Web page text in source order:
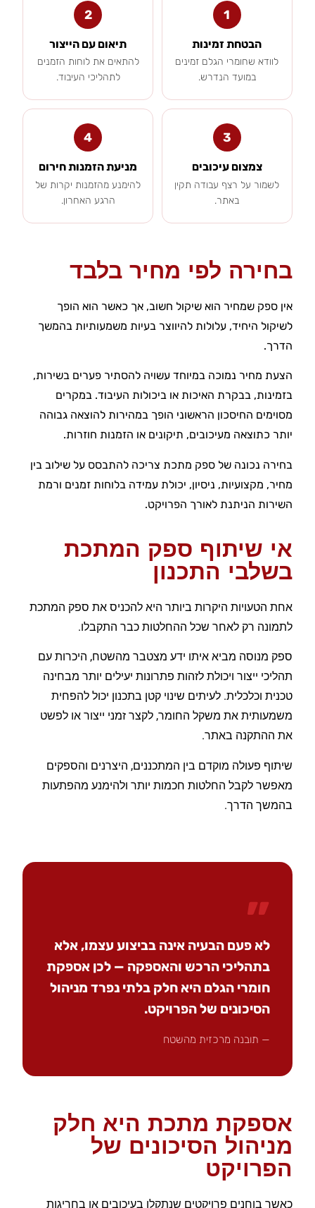
1
הבטחת זמינות
לוודא שחומרי הגלם זמינים
במועד הנדרש.
2
תיאום עם הייצור
להתאים את לוחות הזמנים
לתהליכי העיבוד.
3
צמצום עיכובים
לשמור על רצף עבודה תקין
באתר.
4
מניעת הזמנות חירום
להימנע מהזמנות יקרות של
הרגע האחרון.
בחירה לפי מחיר בלבד
אין ספק שמחיר הוא שיקול חשוב, אך כאשר הוא הופך
לשיקול היחיד, עלולות להיווצר בעיות משמעותיות בהמשך
הדרך.
הצעת מחיר נמוכה במיוחד עשויה להסתיר פערים בשירות,
בזמינות, בבקרת האיכות או ביכולות העיבוד. במקרים
מסוימים החיסכון הראשוני הופך במהירות להוצאה גבוהה
יותר כתוצאה מעיכובים, תיקונים או הזמנות חוזרות.
בחירה נכונה של ספק מתכת צריכה להתבסס על שילוב בין
מחיר, מקצועיות, ניסיון, יכולת עמידה בלוחות זמנים ורמת
השירות הניתנת לאורך הפרויקט.
אי שיתוף ספק המתכת
בשלבי התכנון
אחת הטעויות היקרות ביותר היא להכניס את ספק המתכת
לתמונה רק לאחר שכל ההחלטות כבר התקבלו.
ספק מנוסה מביא איתו ידע מצטבר מהשטח, היכרות עם
תהליכי ייצור ויכולת לזהות פתרונות יעילים יותר מבחינה
טכנית וכלכלית. לעיתים שינוי קטן בתכנון יכול להפחית
משמעותית את משקל החומר, לקצר זמני ייצור או לפשט
את ההתקנה באתר.
שיתוף פעולה מוקדם בין המתכננים, היצרנים והספקים
מאפשר לקבל החלטות חכמות יותר ולהימנע מהפתעות
בהמשך הדרך.
״
לא פעם הבעיה אינה בביצוע עצמו, אלא
בתהליכי הרכש והאספקה — לכן אספקת
חומרי הגלם היא חלק בלתי נפרד מניהול
הסיכונים של הפרויקט.
— תובנה מרכזית מהשטח
אספקת מתכת היא חלק
מניהול הסיכונים של
הפרויקט
כאשר בוחנים פרויקטים שנתקלו בעיכובים או בחריגות